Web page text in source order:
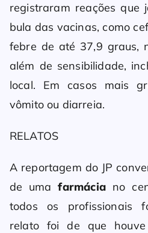
registraram reações que
bula das vacinas, como
febre de até 37,9 graus,
além de sensibilidade,
local. Em casos mais
vômito ou diarreia.
RELATOS
A reportagem do JP
de umafarmácia no
todos os profissionais
relato foi de que